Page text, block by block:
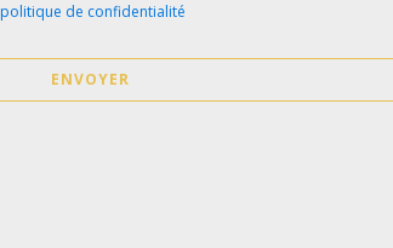
politique de confidentialité
ENVOYER